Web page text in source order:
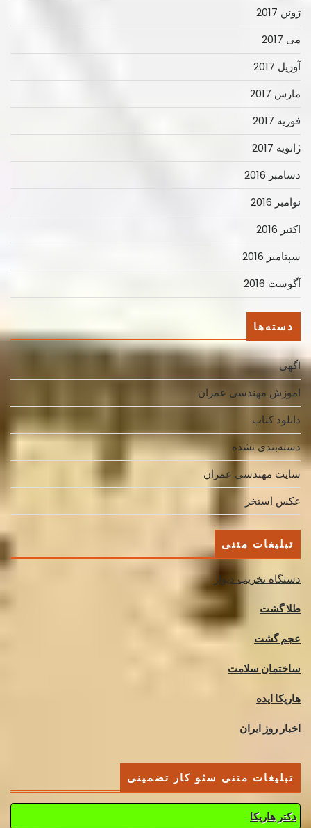
ژوئن 2017
می 2017
آوریل 2017
مارس 2017
فوریه 2017
ژانویه 2017
دسامبر 2016
نوامبر 2016
اکتبر 2016
سپتامبر 2016
آگوست 2016
دسته‌ها
اگهی
اموزش مهندسی عمران
دانلود کتاب
دسته‌بندی نشده
سایت مهندسی عمران
عکس استخر
تبلیغات متنی
دستگاه تخریب دیوار
طلا گشت
عجم گشت
ساختمان سلامت
هاریکا ایده
اخبار روز ایران
تبلیغات متنی سئو کار تضمینی
دکتر هاریکا